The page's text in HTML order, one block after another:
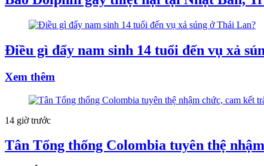
Điều gì đẩy nam sinh 14 tuổi đến vụ xả
Xem thêm
14 giờ trước
Tân Tổng thống Colombia tuyên thệ